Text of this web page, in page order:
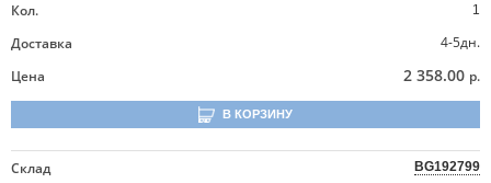
Кол.
1
Доставка
4-5дн.
Цена
2 358.00 р.
В КОРЗИНУ
Склад BG192799